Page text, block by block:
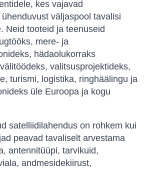
kes vajavad
väljaspool tavalisi
Neid tooteid ja teenuseid
mere- ja
hädaolukorraks
valitsusprojektideks,
turismi, logistika, ringhäälingu ja
üle Euroopa ja kogu
satelliidilahendus on rohkem kui
peavad tavaliselt arvestama
antennitüüpi, tarvikuid,
andmesidekiirust,